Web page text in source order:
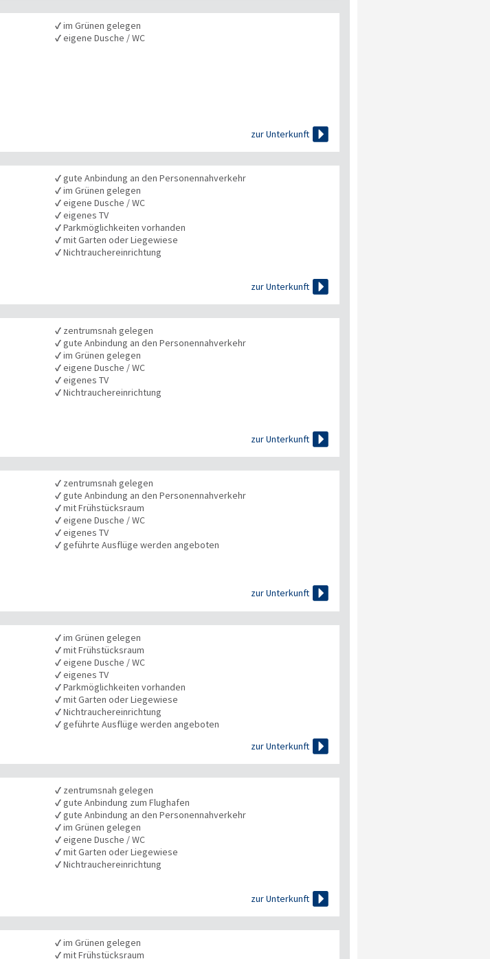
✓im Grünen gelegen
✓eigene Dusche / WC
zur Unterkunft 
✓gute Anbindung an den Personennahverkehr
✓im Grünen gelegen
✓eigene Dusche / WC
✓eigenes TV
✓Parkmöglichkeiten vorhanden
✓mit Garten oder Liegewiese
✓Nichtrauchereinrichtung
zur Unterkunft 
✓ zentrumsnah gelegen
✓gute Anbindung an den Personennahverkehr
✓im Grünen gelegen
✓eigene Dusche / WC
✓eigenes TV
✓Nichtrauchereinrichtung
zur Unterkunft 
✓ zentrumsnah gelegen
✓gute Anbindung an den Personennahverkehr
✓mit Frühstücksraum
✓eigene Dusche / WC
✓eigenes TV
✓geführte Ausflüge werden angeboten
zur Unterkunft 
✓im Grünen gelegen
✓mit Frühstücksraum
✓eigene Dusche / WC
✓eigenes TV
✓Parkmöglichkeiten vorhanden
✓mit Garten oder Liegewiese
✓Nichtrauchereinrichtung
✓geführte Ausflüge werden angeboten
zur Unterkunft 
✓ zentrumsnah gelegen
✓gute Anbindung zum Flughafen
✓gute Anbindung an den Personennahverkehr
✓im Grünen gelegen
✓eigene Dusche / WC
✓mit Garten oder Liegewiese
✓Nichtrauchereinrichtung
zur Unterkunft 
✓im Grünen gelegen
✓mit Frühstücksraum